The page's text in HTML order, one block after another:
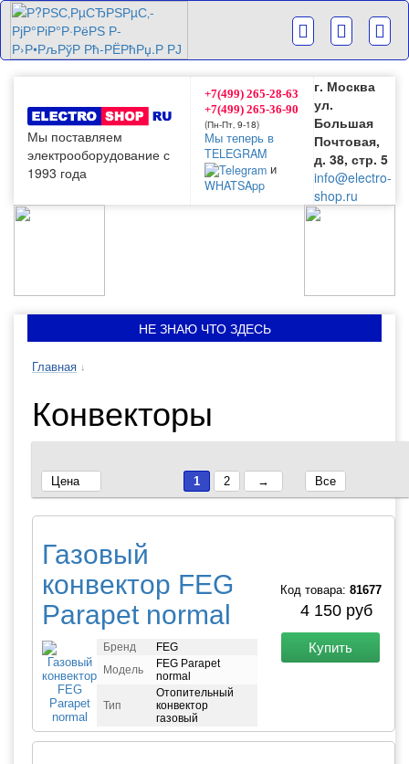
п»ї
Мы поставляем
электрооборудование с
1993 года
+7(499) 265-28-63
+7(499) 265-36-90
(Пн-Пт‚ 9-18)
Мы теперь в
TELEGRAM
и
WHATSApp
г. Москва
ул.
Большая
Почтовая,
д. 38, стр. 5
info@electro-
shop.ru
НЕ ЗНАЮ ЧТО ЗДЕСЬ
Главная ↓
Конвекторы
Цена 1 2 → Все
Газовый
конвектор FEG
Parapet normal
Код товара: 81677
4 150 руб
Купить
Бренд
FEG
Модель
FEG Parapet
normal
Тип
Отопительный
конвектор
газовый